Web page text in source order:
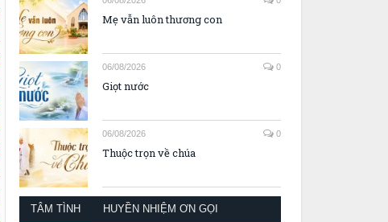
Mẹ vẫn luôn thương con
Giọt nước
Thuộc trọn về chúa